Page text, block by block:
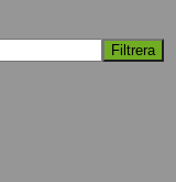
Filtrera